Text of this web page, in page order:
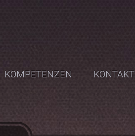
KOMPETENZEN KONTAKT